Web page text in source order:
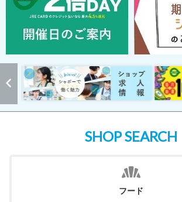
SHOP SEARCH
フード